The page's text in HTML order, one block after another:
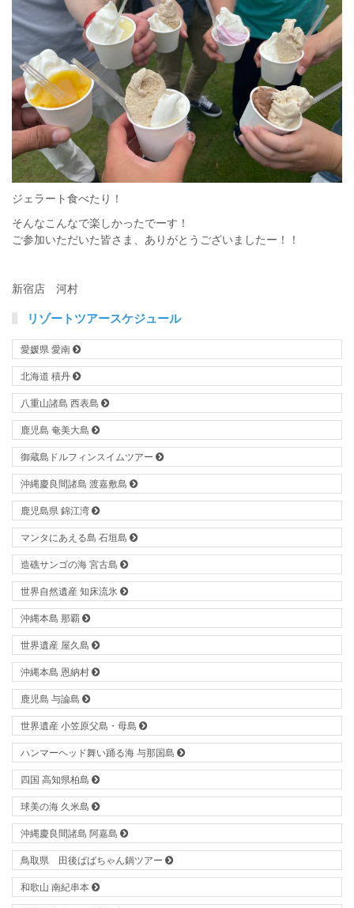
ジェラート食べたり！
そんなこんなで楽しかったでーす！
ご参加いただいた皆さま、ありがとうございましたー！！
新宿店 河村
リゾートツアースケジュール
愛媛県 愛南
北海道 積丹
八重山諸島 西表島
鹿児島 奄美大島
御蔵島ドルフィンスイムツアー
沖縄慶良間諸島 渡嘉敷島
鹿児島県 錦江湾
マンタにあえる島 石垣島
造礁サンゴの海 宮古島
世界自然遺産 知床流氷
沖縄本島 那覇
世界遺産 屋久島
沖縄本島 恩納村
鹿児島 与論島
世界遺産 小笠原父島・母島
ハンマーヘッド舞い踊る海 与那国島
四国 高知県柏島
球美の海 久米島
沖縄慶良間諸島 阿嘉島
鳥取県 田後ばばちゃん鍋ツアー
和歌山 南紀串本